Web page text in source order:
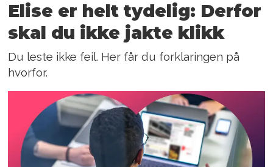
Elise er helt tydelig: Derfor
skal du ikke jakte klikk
Du leste ikke feil. Her får du forklaringen på
hvorfor.